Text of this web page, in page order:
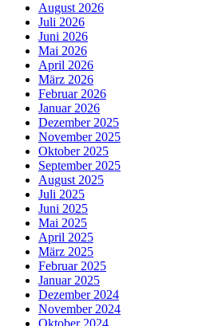
August 2026
Juli 2026
Juni 2026
Mai 2026
April 2026
März 2026
Februar 2026
Januar 2026
Dezember 2025
November 2025
Oktober 2025
September 2025
August 2025
Juli 2025
Juni 2025
Mai 2025
April 2025
März 2025
Februar 2025
Januar 2025
Dezember 2024
November 2024